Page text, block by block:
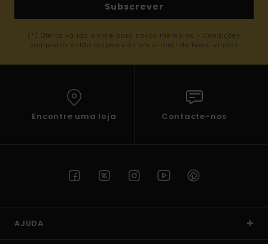
Subscrever
(*) Oferta válida online para novos membros - Condições
completas estão disponíveis em e-mail de boas-vindas
Encontre uma loja Contacte-nos
AJUDA